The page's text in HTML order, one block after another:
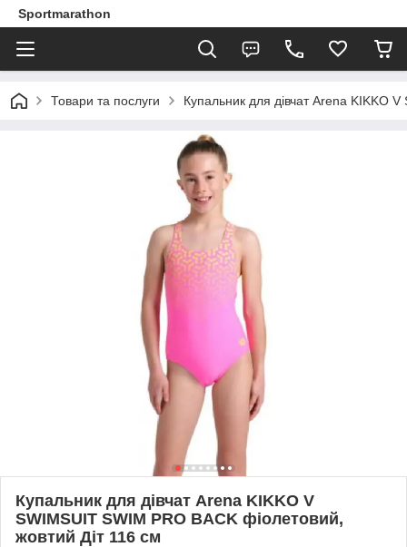
Sportmarathon
Товари та послуги Купальник для дівчат Arena KIKKO
Купальник для дівчат Arena KIKKO V
SWIMSUIT SWIM PRO BACK фіолетовий,
жовтий Діт 116 см